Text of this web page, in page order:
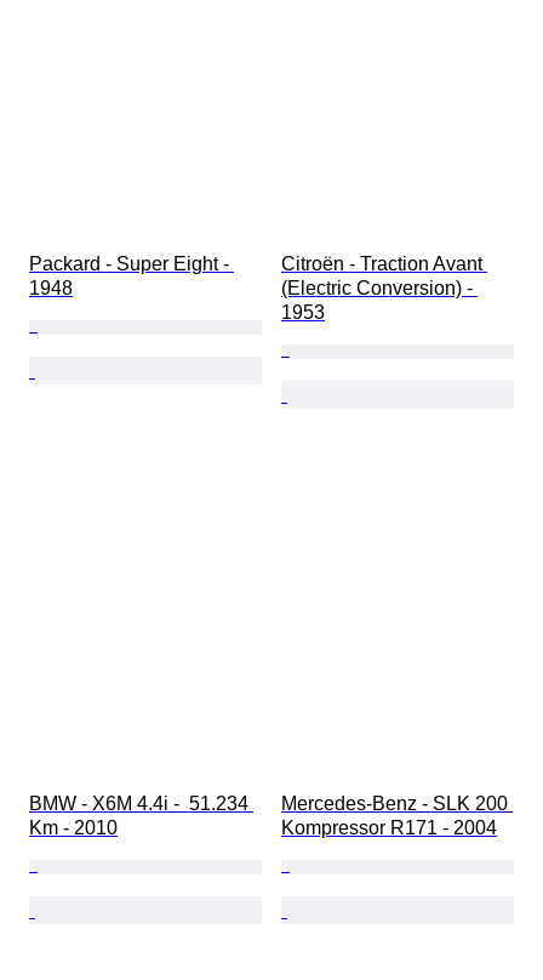
Packard - Super Eight -
1948
Citroën - Traction Avant
(Electric Conversion) -
1953
BMW - X6M 4.4i -  51.234
Km - 2010
Mercedes-Benz - SLK 200
Kompressor R171 - 2004